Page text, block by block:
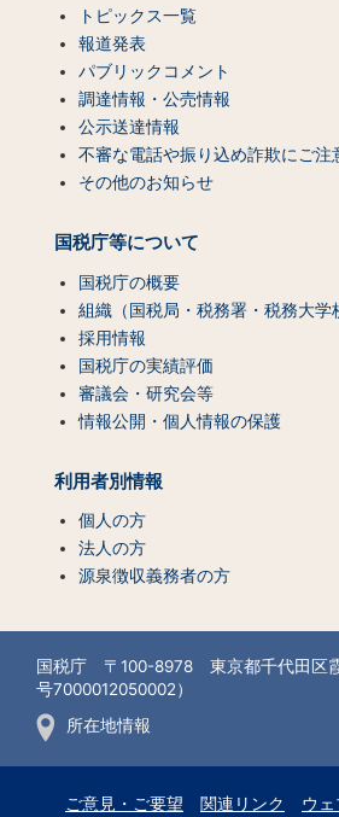
トピックス一覧
報道発表
パブリックコメント
調達情報・公売情報
公示送達情報
不審な電話や振り込め詐欺にご注
その他のお知らせ
国税庁等について
国税庁の概要
組織（国税局・税務署・税務大学
採用情報
国税庁の実績評価
審議会・研究会等
情報公開・個人情報の保護
利用者別情報
個人の方
法人の方
源泉徴収義務者の方
国税庁 〒100-8978 東京都千代田区
号7000012050002）
所在地情報
ご意見・ご要望 関連リンク ウ